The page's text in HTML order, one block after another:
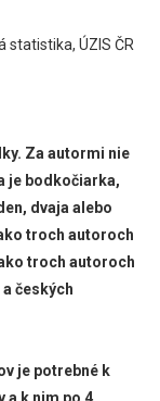
statistika, ÚZIS ČR
Za autormi nie
je bodkočiarka,
dvaja alebo
troch autoroch
troch autoroch
českých
je potrebné k
a k nim po 4